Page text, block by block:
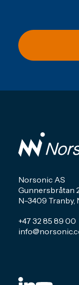
Norsonic AS
Gunnersbråtan
N-3409 Tranby,
+47 32 85 89 00